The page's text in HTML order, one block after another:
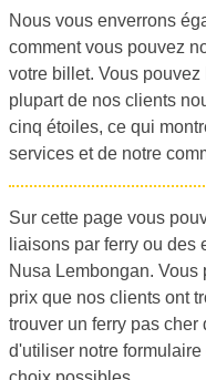
Nous vous enverrons
comment vous pouvez
votre billet. Vous
plupart de nos clients
cinq étoiles, ce qui
services et de notre
Sur cette page vous
liaisons par ferry ou des
Nusa Lembongan.
prix que nos clients ont
trouver un ferry pas
d'utiliser notre